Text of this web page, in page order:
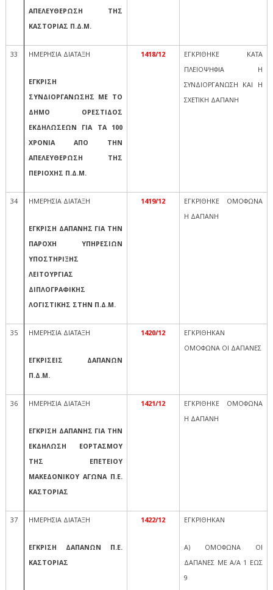
ΑΠΕΛΕΥΘΕΡΩΣΗ ΤΗΣ
ΚΑΣΤΟΡΙΑΣ Π.Δ.Μ.
33 ΗΜΕΡΗΣΙΑ ΔΙΑΤΑΞΗ
ΕΓΚΡΙΣΗ
ΣΥΝΔΙΟΡΓΑΝΩΣΗΣ ΜΕ ΤΟ
ΔΗΜΟ ΟΡΕΣΤΙΔΟΣ
ΕΚΔΗΛΩΣΕΩΝ ΓΙΑ ΤΑ 100
ΧΡΟΝΙΑ ΑΠΟ ΤΗΝ
ΑΠΕΛΕΥΘΕΡΩΣΗ ΤΗΣ
ΠΕΡΙΟΧΗΣ Π.Δ.Μ.
1418/12
ΕΓΚΡΙΘΗΚΕ ΚΑΤΑ
ΠΛΕΙΟΨΗΦΙΑ Η
ΣΥΝΔΙΟΡΓΑΝΩΣΗ ΚΑΙ Η
ΣΧΕΤΙΚΗ ΔΑΠΑΝΗ
34 ΗΜΕΡΗΣΙΑ ΔΙΑΤΑΞΗ
ΕΓΚΡΙΣΗ ΔΑΠΑΝΗΣ ΓΙΑ ΤΗΝ
ΠΑΡΟΧΗ ΥΠΗΡΕΣΙΩΝ
ΥΠΟΣΤΗΡΙΞΗΣ
ΛΕΙΤΟΥΡΓΙΑΣ
ΔΙΠΛΟΓΡΑΦΙΚΗΣ
ΛΟΓΙΣΤΙΚΗΣ ΣΤΗΝ Π.Δ.Μ.
1419/12
ΕΓΚΡΙΘΗΚΕ ΟΜΟΦΩΝΑ
Η ΔΑΠΑΝΗ
35 ΗΜΕΡΗΣΙΑ ΔΙΑΤΑΞΗ
ΕΓΚΡΙΣΕΙΣ ΔΑΠΑΝΩΝ
Π.Δ.Μ.
1420/12
ΕΓΚΡΙΘΗΚΑΝ
ΟΜΟΦΩΝΑ ΟΙ ΔΑΠΑΝΕΣ
36 ΗΜΕΡΗΣΙΑ ΔΙΑΤΑΞΗ
ΕΓΚΡΙΣΗ ΔΑΠΑΝΗΣ ΓΙΑ ΤΗΝ
ΕΚΔΗΛΩΣΗ ΕΟΡΤΑΣΜΟΥ
ΤΗΣ ΕΠΕΤΕΙΟΥ
ΜΑΚΕΔΟΝΙΚΟΥ ΑΓΩΝΑ Π.Ε.
ΚΑΣΤΟΡΙΑΣ
1421/12
ΕΓΚΡΙΘΗΚΕ ΟΜΟΦΩΝΑ
Η ΔΑΠΑΝΗ
37 ΗΜΕΡΗΣΙΑ ΔΙΑΤΑΞΗ
ΕΓΚΡΙΣΗ ΔΑΠΑΝΩΝ Π.Ε.
ΚΑΣΤΟΡΙΑΣ
1422/12 ΕΓΚΡΙΘΗΚΑΝ
Α) ΟΜΟΦΩΝΑ ΟΙ
ΔΑΠΑΝΕΣ ΜΕ Α/Α 1 ΕΩΣ
9